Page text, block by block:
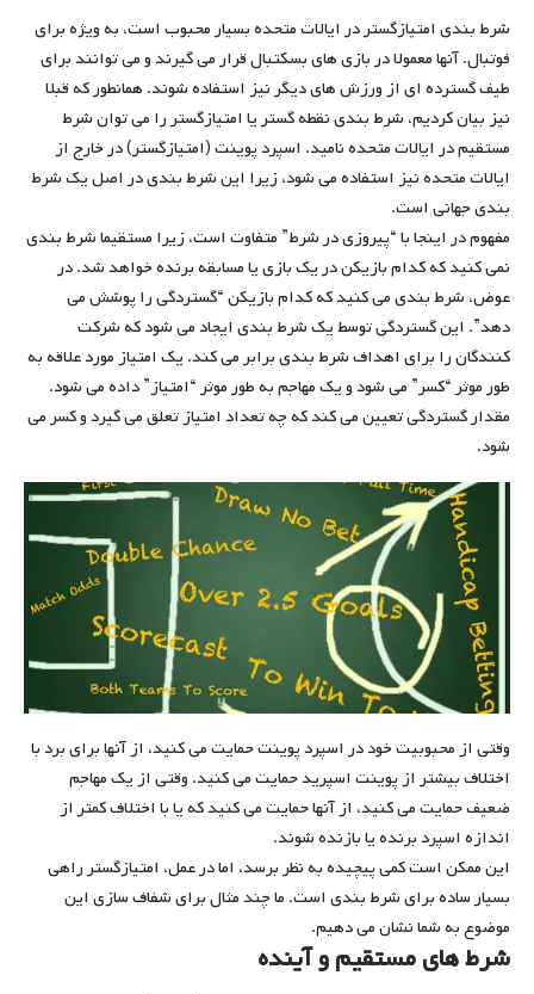
شرط بندی امتیازگستر در ایالات متحده بسیار محبوب است، به ویژه برای
فوتبال. آنها معمولا در بازی های بسکتبال قرار می گیرند و می توانند برای
طیف گسترده ای از ورزش های دیگر نیز استفاده شوند. همانطور که قبلا
نیز بیان کردیم، شرط بندی نقطه گستر یا امتیازگستر را می توان شرط
مستقیم در ایالات متحده نامید. اسپرد پوینت (امتیازگستر) در خارج از
ایالات متحده نیز استفاده می شود، زیرا این شرط بندی در اصل یک شرط
بندی جهانی است.
مفهوم در اینجا با “پیروزی در شرط” متفاوت است، زیرا مستقیما شرط بندی
نمی کنید که کدام بازیکن در یک بازی یا مسابقه برنده خواهد شد. در
عوض، شرط بندی می کنید که کدام بازیکن “گستردگی را پوشش می
دهد”. این گستردگی توسط یک شرط بندی ایجاد می شود که شرکت
کنندگان را برای اهداف شرط بندی برابر می کند. یک امتیاز مورد علاقه به
طور موثر “کسر” می شود و یک مهاجم به طور موثر “امتیاز” داده می شود.
مقدار گستردگی تعیین می کند که چه تعداد امتیاز تعلق می گیرد و کسر می
شود.
وقتی از محبوبیت خود در اسپرد پوینت حمایت می کنید، از آنها برای برد با
اختلاف بیشتر از پوینت اسپرید حمایت می کنید. وقتی از یک مهاجم
ضعیف حمایت می کنید، از آنها حمایت می کنید که یا با اختلاف کمتر از
اندازه اسپرد برنده یا بازنده شوند.
این ممکن است کمی پیچیده به نظر برسد، اما در عمل، امتیازگستر راهی
بسیار ساده برای شرط بندی است. ما چند مثال برای شفاف سازی این
موضوع به شما نشان می دهیم.
شرط های مستقیم و آینده